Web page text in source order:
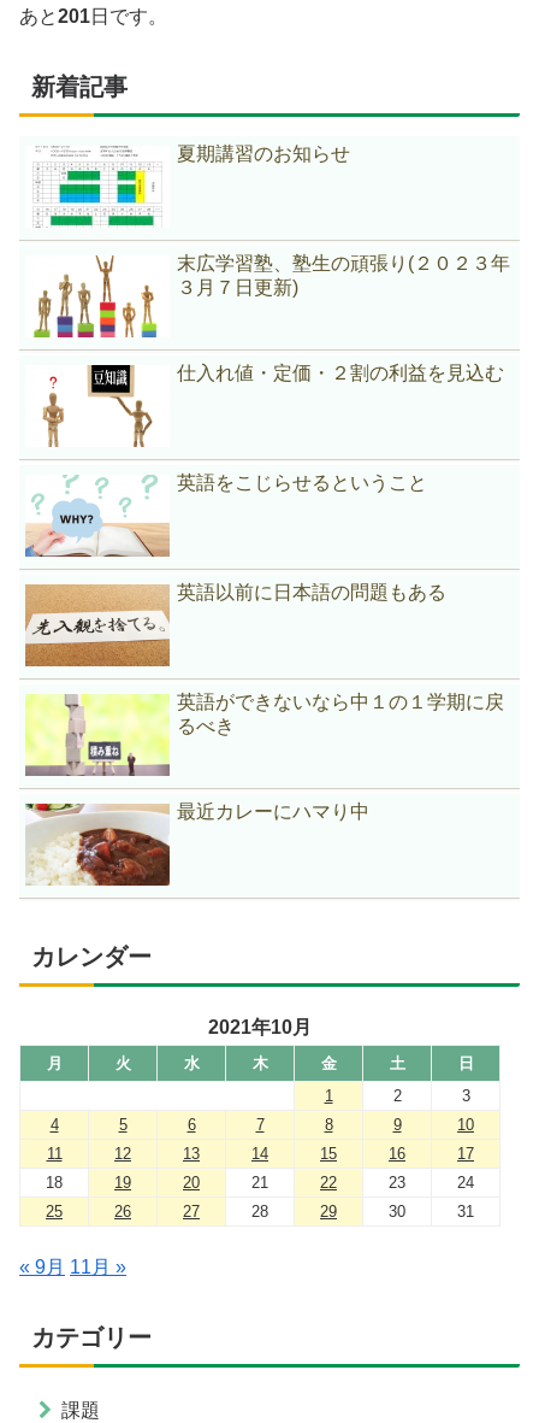
あと201日です。
新着記事
夏期講習のお知らせ
末広学習塾、塾生の頑張り(２０２３年
３月７日更新)
仕入れ値・定価・２割の利益を見込む
英語をこじらせるということ
英語以前に日本語の問題もある
英語ができないなら中１の１学期に戻
るべき
最近カレーにハマり中
カレンダー
2021年10月
月 火 水 木 金 土
日
1
2
3
4
5 6 7 8 9
10
11
12 13 14 15 16
17
18
19 20 21 22 23
24
25
26 27 28 29 30 31
« 9月 11月 »
カテゴリー
課題